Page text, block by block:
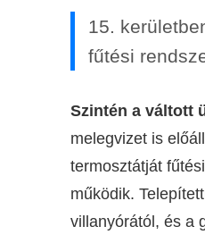
15.
fűtési
Szintén a váltott
melegvizet is
termosztátját
működik.
villanyórától, és a